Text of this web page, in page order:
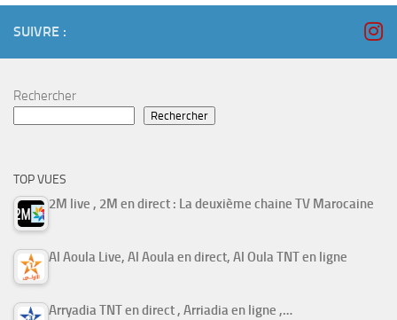
SUIVRE :
Rechercher
Rechercher
TOP VUES
2M live , 2M en direct : La deuxième chaine TV Marocaine
Al Aoula Live, Al Aoula en direct, Al Oula TNT en ligne
Arryadia TNT en direct , Arriadia en ligne ,…